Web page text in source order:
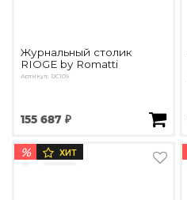
Журнальный столик
RIOGE by Romatti
Артикул: DC109
155 687 ₽
% ХИТ